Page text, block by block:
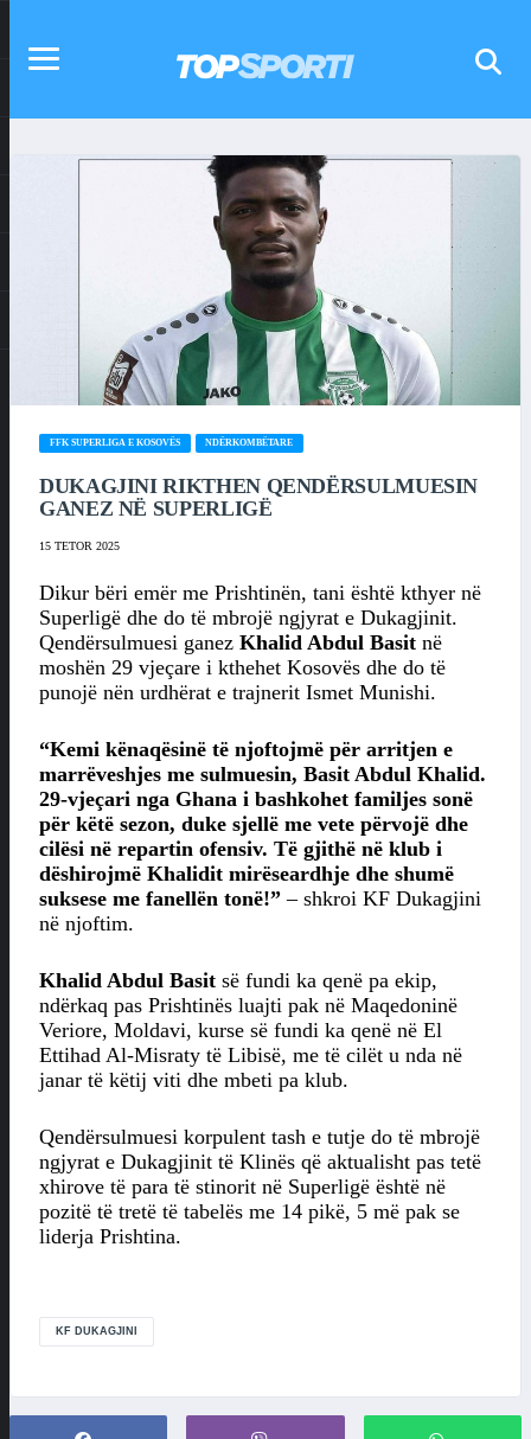
FFK SUPERLIGA E KOSOVËS NDËRKOMBËTARE
DUKAGJINI RIKTHEN QENDËRSULMUESIN
GANEZ NË SUPERLIGË
15 TETOR 2025
Dikur bëri emër me Prishtinën, tani është kthyer në
Superligë dhe do të mbrojë ngjyrat e Dukagjinit.
Qendërsulmuesi ganez Khalid Abdul Basit në
moshën 29 vjeçare i kthehet Kosovës dhe do të
punojë nën urdhërat e trajnerit Ismet Munishi.
“Kemi kënaqësinë të njoftojmë për arritjen e
marrëveshjes me sulmuesin, Basit Abdul Khalid.
29-vjeçari nga Ghana i bashkohet familjes sonë
për këtë sezon, duke sjellë me vete përvojë dhe
cilësi në repartin ofensiv. Të gjithë në klub i
dëshirojmë Khalidit mirëseardhje dhe shumë
suksese me fanellën tonë!” – shkroi KF Dukagjini
në njoftim.
Khalid Abdul Basit së fundi ka qenë pa ekip,
ndërkaq pas Prishtinës luajti pak në Maqedoninë
Veriore, Moldavi, kurse së fundi ka qenë në El
Ettihad Al-Misraty të Libisë, me të cilët u nda në
janar të këtij viti dhe mbeti pa klub.
Qendërsulmuesi korpulent tash e tutje do të mbrojë
ngjyrat e Dukagjinit të Klinës që aktualisht pas tetë
xhirove të para të stinorit në Superligë është në
pozitë të tretë të tabelës me 14 pikë, 5 më pak se
liderja Prishtina.
KF DUKAGJINI